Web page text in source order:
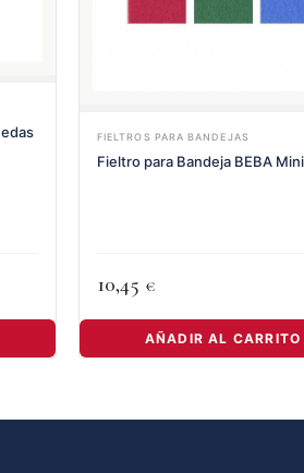
FIELTROS PARA BANDEJAS
Fieltro para Bandeja BEBA Mini
10,45 €
AÑADIR AL CARRITO